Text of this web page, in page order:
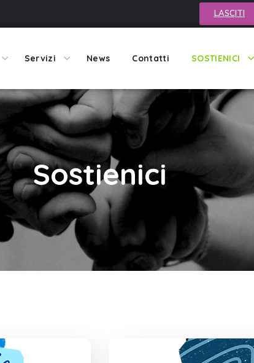
LASCITI
Servizi News Contatti SOSTIENICI
Sostienici